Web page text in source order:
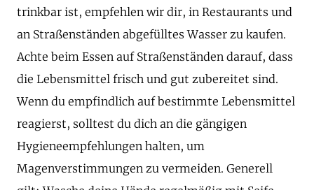
trinkbar ist, empfehlen wir dir, in Restaurants und
an Straßenständen abgefülltes Wasser zu kaufen.
Achte beim Essen auf Straßenständen darauf, dass
die Lebensmittel frisch und gut zubereitet sind.
Wenn du empfindlich auf bestimmte Lebensmittel
reagierst, solltest du dich an die gängigen
Hygieneempfehlungen halten, um
Magenverstimmungen zu vermeiden. Generell